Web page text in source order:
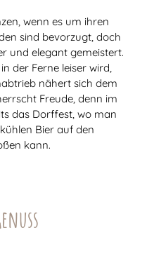
wenn es um ihren
sind bevorzugt, doch
und elegant gemeistert.
der Ferne leiser wird,
nähert sich dem
Freude, denn im
das Dorffest, wo man
Bier auf den
kann.